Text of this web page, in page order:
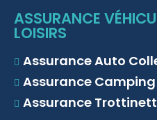
ASSURANCE
LOISIRS
Assurance Auto
Assurance
Assurance